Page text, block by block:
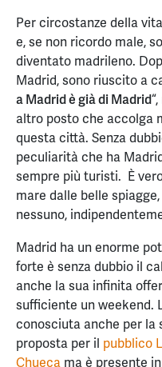
Per circostanze della
e, se non ricordo male,
diventato madrileno.
Madrid, sono riuscito a
a Madrid è già di Madrid
altro posto che accolga
questa città. Senza
peculiarità che ha
sempre più turisti. È
mare dalle belle
nessuno,
Madrid ha un enorme
forte è senza dubbio il
anche la sua infinita
sufficiente un weekend.
conosciuta anche per la
proposta per il pubblico
Chueca ma è presente